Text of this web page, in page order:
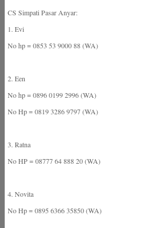
CS Simpati Pasar Anyar:
1. Evi
No hp = 0853 53 9000 88 (WA)
2. Een
No hp = 0896 0199 2996 (WA)
No Hp = 0819 3286 9797 (WA)
3. Ratna
No HP = 08777 64 888 20 (WA)
4. Novita
No Hp = 0895 6366 35850 (WA)